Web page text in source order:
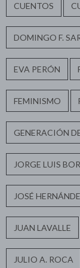
CUENTOS
DOMINGO F.
EVA PERÓN
FEMINISMO
GENERACIÓN
JORGE LUIS
JOSÉ
JUAN LAVALLE
JULIO A. ROCA